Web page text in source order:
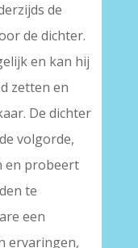
de
de dichter.
en kan hij
zetten en
De dichter
volgorde,
en probeert
te
een
ervaringen,